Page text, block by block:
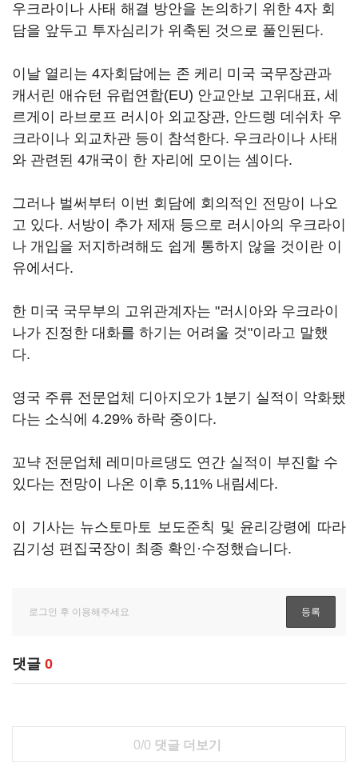
우크라이나 사태 해결 방안을 논의하기 위한 4자 회
담을 앞두고 투자심리가 위축된 것으로 풀인된다.
이날 열리는 4자회담에는 존 케리 미국 국무장관과
캐서린 애슈턴 유럽연합(EU) 안교안보 고위대표, 세
르게이 라브로프 러시아 외교장관, 안드렝 데쉬차 우
크라이나 외교차관 등이 참석한다. 우크라이나 사태
와 관련된 4개국이 한 자리에 모이는 셈이다.
그러나 벌써부터 이번 회담에 회의적인 전망이 나오
고 있다. 서방이 추가 제재 등으로 러시아의 우크라이
나 개입을 저지하려해도 쉽게 통하지 않을 것이란 이
유에서다.
한 미국 국무부의 고위관계자는 "러시아와 우크라이
나가 진정한 대화를 하기는 어려울 것"이라고 말했
다.
영국 주류 전문업체 디아지오가 1분기 실적이 악화됐
다는 소식에 4.29% 하락 중이다.
꼬냑 전문업체 레미마르댕도 연간 실적이 부진할 수
있다는 전망이 나온 이후 5,11% 내림세다.
이 기사는 뉴스토마토 보도준칙 및 윤리강령에 따라
김기성 편집국장이 최종 확인·수정했습니다.
댓글 0
0/0 댓글 더보기